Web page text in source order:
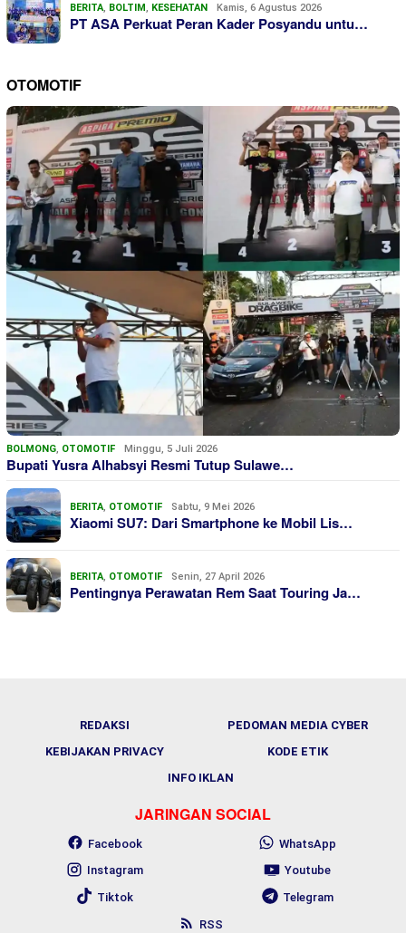
BERITA, BOLTIM, KESEHATAN Kamis, 6 Agustus 2026
PT ASA Perkuat Peran Kader Posyandu untu…
OTOMOTIF
BOLMONG, OTOMOTIF Minggu, 5 Juli 2026
Bupati Yusra Alhabsyi Resmi Tutup Sulawe…
BERITA, OTOMOTIF Sabtu, 9 Mei 2026
Xiaomi SU7: Dari Smartphone ke Mobil Lis…
BERITA, OTOMOTIF Senin, 27 April 2026
Pentingnya Perawatan Rem Saat Touring Ja…
REDAKSI
PEDOMAN MEDIA CYBER
KEBIJAKAN PRIVACY
KODE ETIK
INFO IKLAN
JARINGAN SOCIAL
Facebook
WhatsApp
Instagram
Youtube
Tiktok
Telegram
RSS